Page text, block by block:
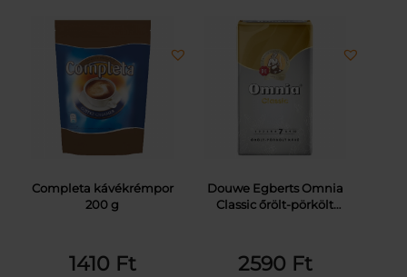
Completa kávékrémpor
200 g
1410 Ft
Douwe Egberts Omnia
Classic őrölt-pörkölt
2590 Ft